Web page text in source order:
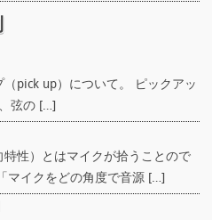
pick up）について。 ピックアッ
弦の […]
性）とはマイクが拾うことので
マイクをどの角度で音源 […]